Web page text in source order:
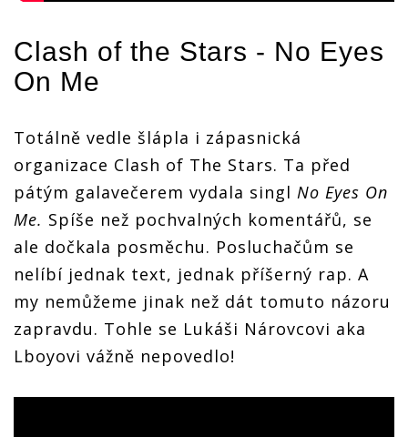
Clash of the Stars - No Eyes
On Me
Totálně vedle šlápla i zápasnická
organizace Clash of The Stars. Ta před
pátým galavečerem vydala singl No Eyes On
Me. Spíše než pochvalných komentářů, se
ale dočkala posměchu. Posluchačům se
nelíbí jednak text, jednak příšerný rap. A
my nemůžeme jinak než dát tomuto názoru
zapravdu. Tohle se Lukáši Nárovcovi aka
Lboyovi vážně nepovedlo!